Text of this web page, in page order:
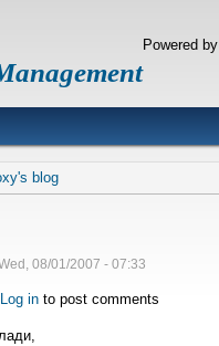
Powered by
blog
08/01/2007 - 07:33
Log in to post comments